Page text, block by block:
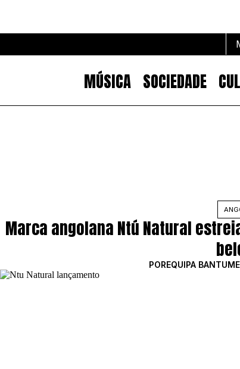
MÚSICA SOCIEDADE
Marca angolana Ntú Natural
POREQUIPA